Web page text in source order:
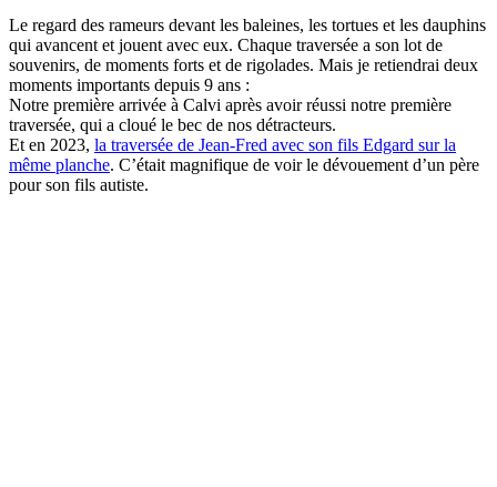
Le regard des rameurs devant les baleines, les tortues et les dauphins
qui avancent et jouent avec eux. Chaque traversée a son lot de
souvenirs, de moments forts et de rigolades. Mais je retiendrai deux
moments importants depuis 9 ans :
Notre première arrivée à Calvi après avoir réussi notre première
traversée, qui a cloué le bec de nos détracteurs.
Et en 2023, la traversée de Jean-Fred avec son fils Edgard sur la
même planche. C’était magnifique de voir le dévouement d’un père
pour son fils autiste.